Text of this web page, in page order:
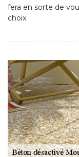
fera en sorte de
choix.